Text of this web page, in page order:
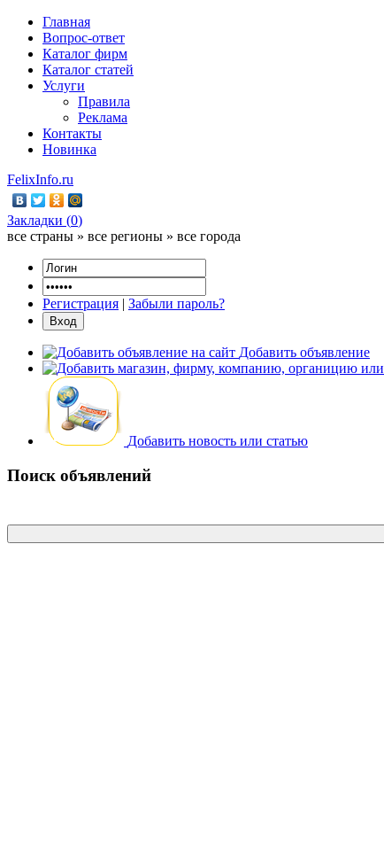
Главная
Вопрос-ответ
Каталог фирм
Каталог статей
Услуги
Правила
Реклама
Контакты
Новинка
FelixInfo.ru
Закладки (0)
все страны » все регионы » все города
Регистрация | Забыли пароль?
Добавить объявление
Добавить новость или статью
Поиск объявлений